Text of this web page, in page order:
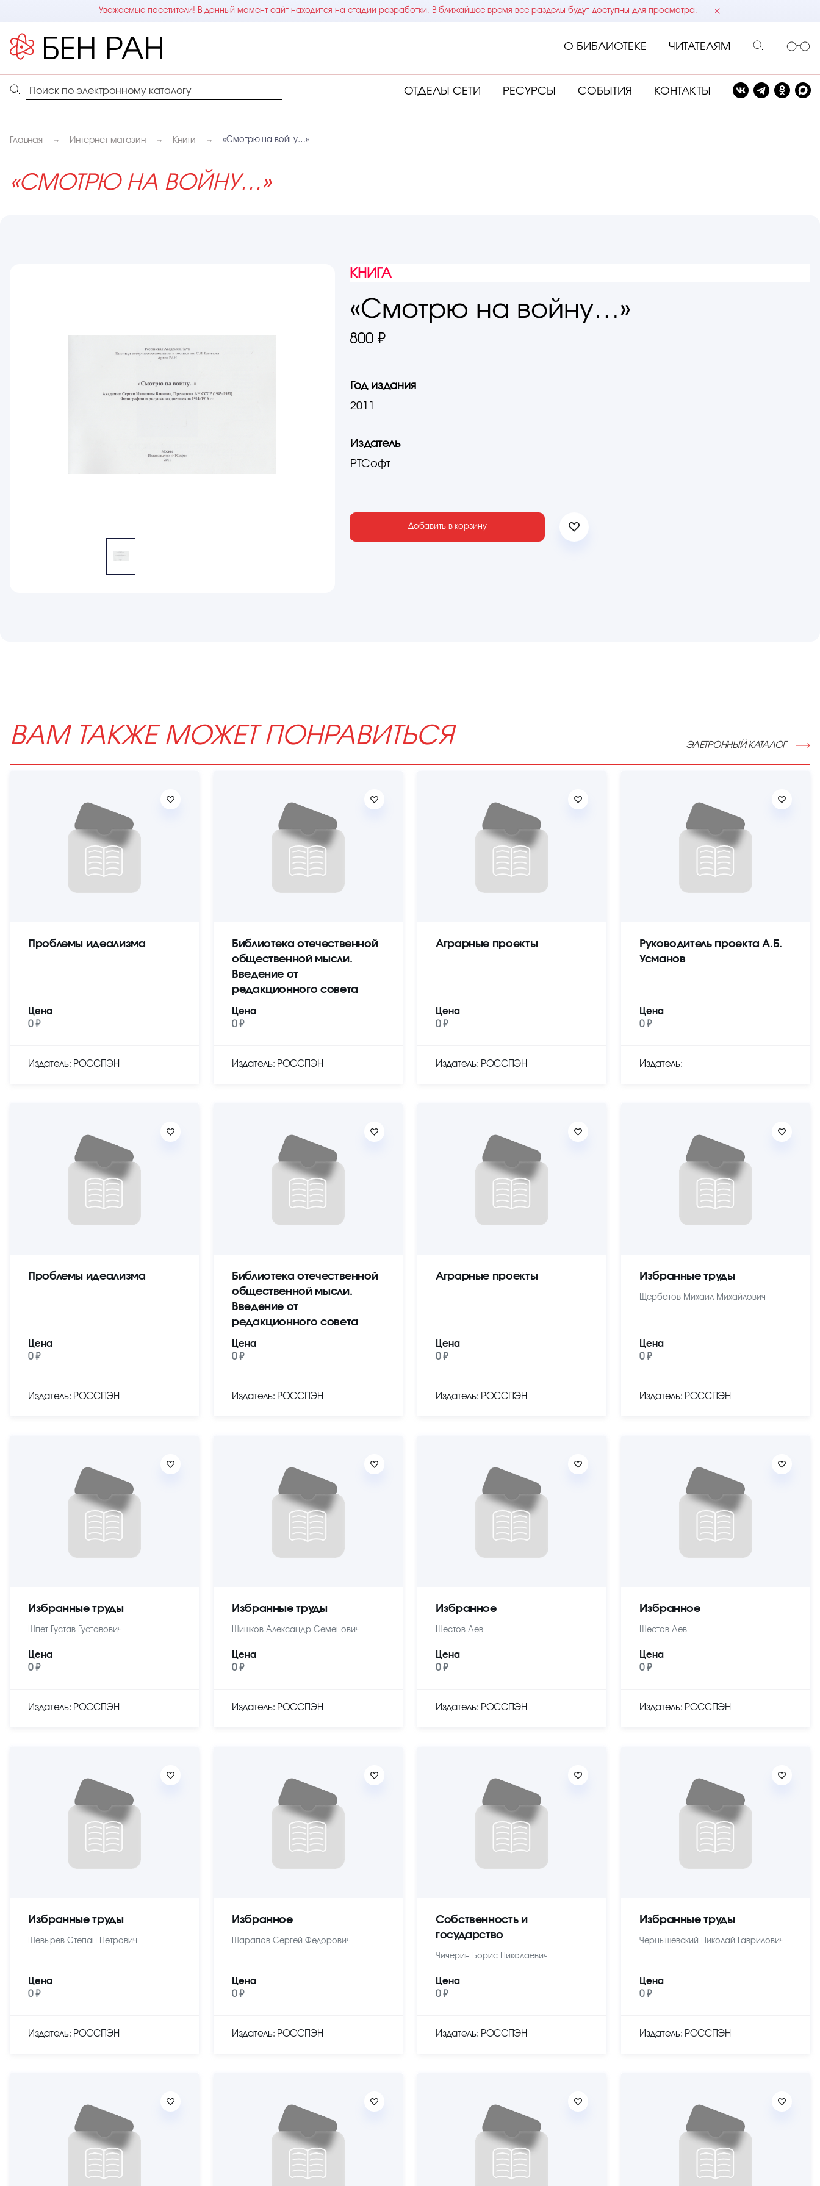
Уважаемые посетители! В данный момент сайт находится на стадии разработки. В ближайшее время все разделы будут доступны для просмотра.
О БИБЛИОТЕКЕ ЧИТАТЕЛЯМ
ОТДЕЛЫ СЕТИ РЕСУРСЫ СОБЫТИЯ КОНТАКТЫ
Главная Интернет магазин Книги «Смотрю на войну…»
«СМОТРЮ НА ВОЙНУ…»
КНИГА
«Смотрю на войну…»
800 ₽
Год издания
2011
Издатель
РТСофт
Добавить в корзину
ВАМ ТАКЖЕ МОЖЕТ ПОНРАВИТЬСЯ ЭЛЕТРОННЫЙ КАТАЛОГ
Проблемы идеализма
Цена
0 ₽
Издатель: РОССПЭН
Библиотека отечественной
общественной мысли.
Введение от
редакционного совета
Цена
0 ₽
Издатель: РОССПЭН
Аграрные проекты
Цена
0 ₽
Издатель: РОССПЭН
Руководитель проекта А.Б.
Усманов
Цена
0 ₽
Издатель:
Проблемы идеализма
Цена
0 ₽
Издатель: РОССПЭН
Библиотека отечественной
общественной мысли.
Введение от
редакционного совета
Цена
0 ₽
Издатель: РОССПЭН
Аграрные проекты
Цена
0 ₽
Издатель: РОССПЭН
Избранные труды
Щербатов Михаил Михайлович
Цена
0 ₽
Издатель: РОССПЭН
Избранные труды
Шпет Густав Густавович
Цена
0 ₽
Издатель: РОССПЭН
Избранные труды
Шишков Александр Семенович
Цена
0 ₽
Издатель: РОССПЭН
Избранное
Шестов Лев
Цена
0 ₽
Издатель: РОССПЭН
Избранное
Шестов Лев
Цена
0 ₽
Издатель: РОССПЭН
Избранные труды
Шевырев Степан Петрович
Цена
0 ₽
Издатель: РОССПЭН
Избранное
Шарапов Сергей Федорович
Цена
0 ₽
Издатель: РОССПЭН
Собственность и
государство
Чичерин Борис Николаевич
Цена
0 ₽
Издатель: РОССПЭН
Избранные труды
Чернышевский Николай Гаврилович
Цена
0 ₽
Издатель: РОССПЭН